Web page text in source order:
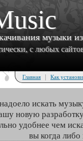
музыки
с любых
Главная | Как
искать
новую
удобнее чем
вы когда либо